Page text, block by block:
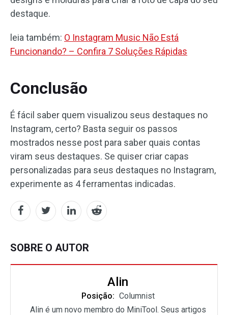
destaque.
leia também: O Instagram Music Não Está
Funcionando? – Confira 7 Soluções Rápidas
Conclusão
É fácil saber quem visualizou seus destaques no
Instagram, certo? Basta seguir os passos
mostrados nesse post para saber quais contas
viram seus destaques. Se quiser criar capas
personalizadas para seus destaques no Instagram,
experimente as 4 ferramentas indicadas.
SOBRE O AUTOR
Alin
Posição: Columnist
Alin é um novo membro do MiniTool. Seus artigos